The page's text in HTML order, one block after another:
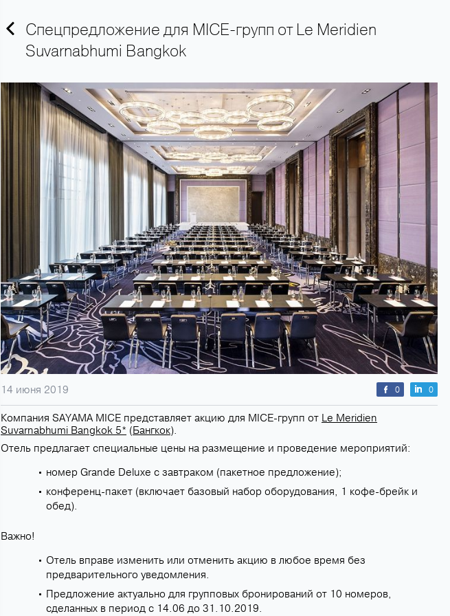
+66 89 009 50 00 — горячая линия поддержки туристов 24 часа в сутки 7
Спецпредложение для MICE-групп от Le Meridien
Suvarnabhumi Bangkok
14 июня 2019 0 0
Компания SAYAMA MICE представляет акцию для MICE-групп от Le Meridien
Suvarnabhumi Bangkok 5* (Бангкок).
Отель предлагает специальные цены на размещение и проведение мероприятий:
номер Grande Deluxe с завтраком (пакетное предложение);
конференц-пакет (включает базовый набор оборудования, 1 кофе-брейк и
обед).
Важно!
Отель вправе изменить или отменить акцию в любое время без
предварительного уведомления.
Предложение актуально для групповых бронирований от 10 номеров,
сделанных в период с 14.06 до 31.10.2019.